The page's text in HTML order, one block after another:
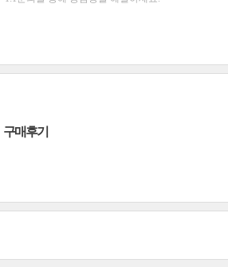
구매후기